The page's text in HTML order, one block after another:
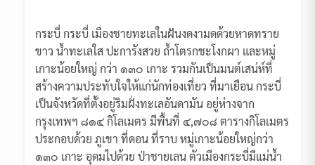
กระบี่ กระบี่ เมืองชายทะเลในฝันงดงามดด้วยหาดทราย
ขาว น้ำทะเลใส ปะการังสวย ถ้ำโตรกชะโงกผา และหมู่
เกาะน้อยใหญ่ กว่า ๑๓๐ เกาะ รวมกันเป็นมนต์เสน่ห์ที่
สร้างความประทับใจให้แก่นักท่องเที่ยว ที่มาเยือน กระบี่
เป็นจังหวัดที่ตั้งอยู่ริมฝั่งทะเลอันดามัน อยู่ห่างจาก
กรุงเทพฯ ๘๑๔ กิโลเมตร มีพื้นที่ ๔,๗๐๘ ตารางกิโลเมตร
ประกอบด้วย ภูเขา ที่ดอน ที่ราบ หมู่เกาะน้อยใหญ่กว่า
๑๓๐ เกาะ อุดมไปด้วย ป่าชายเลน ตัวเมืองกระบี่มีแม่น้ำ